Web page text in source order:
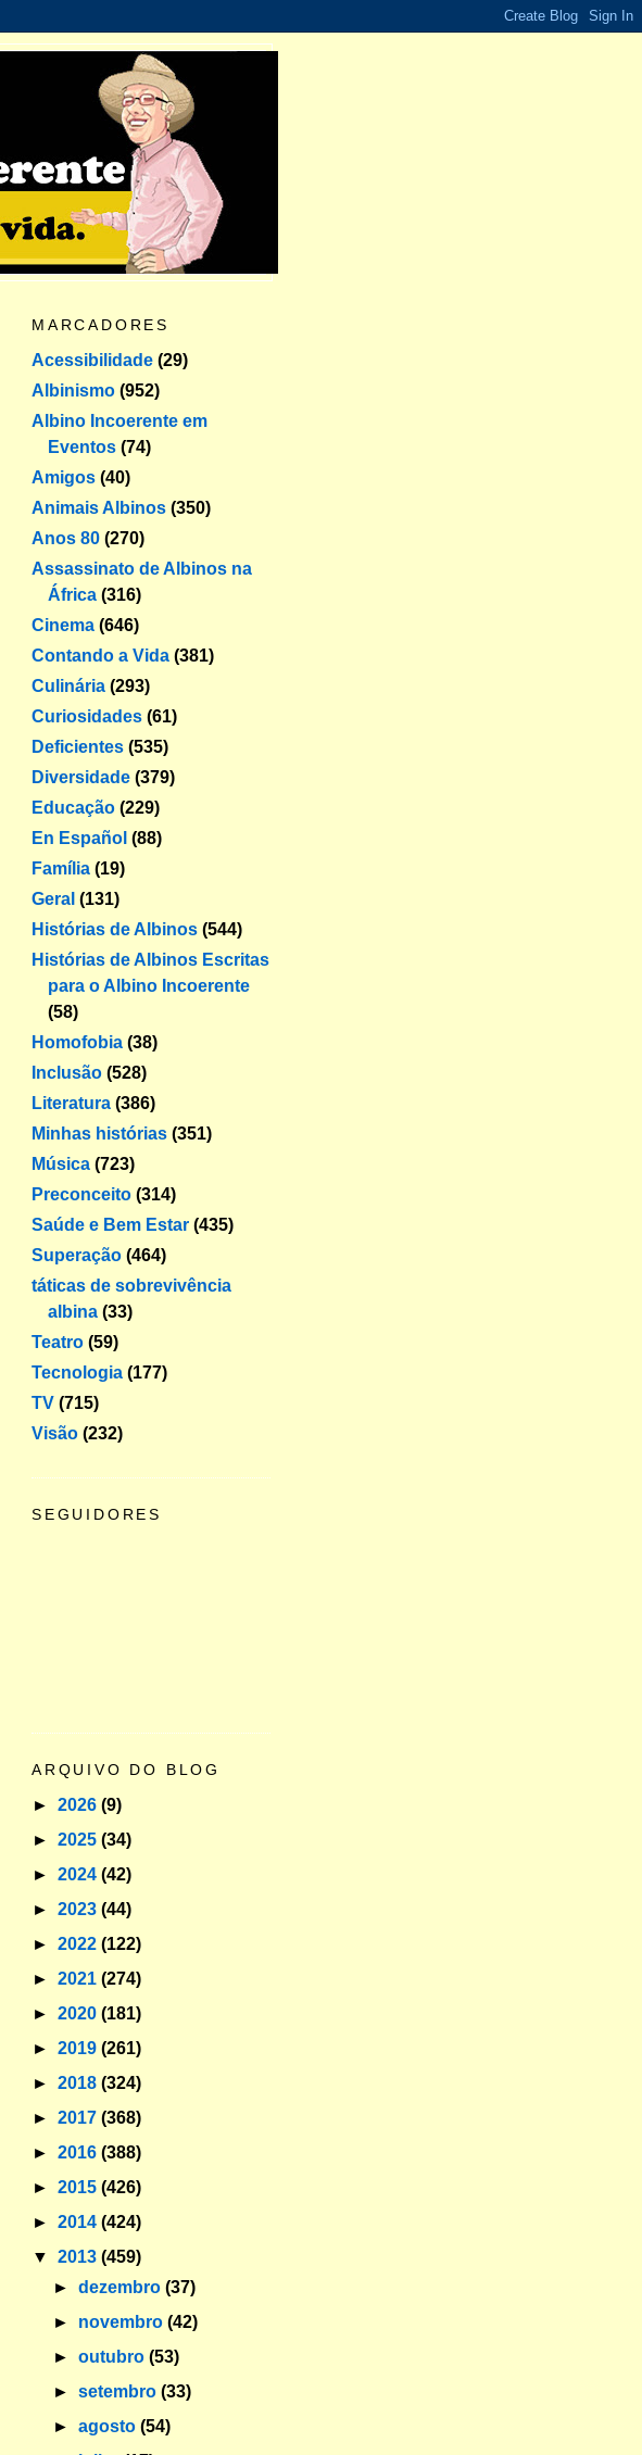
MARCADORES
Acessibilidade (29)
Albinismo (952)
Albino Incoerente em
Eventos (74)
Amigos (40)
Animais Albinos (350)
Anos 80 (270)
Assassinato de Albinos na
África (316)
Cinema (646)
Contando a Vida (381)
Culinária (293)
Curiosidades (61)
Deficientes (535)
Diversidade (379)
Educação (229)
En Español (88)
Família (19)
Geral (131)
Histórias de Albinos (544)
Histórias de Albinos Escritas
para o Albino Incoerente
(58)
Homofobia (38)
Inclusão (528)
Literatura (386)
Minhas histórias (351)
Música (723)
Preconceito (314)
Saúde e Bem Estar (435)
Superação (464)
táticas de sobrevivência
albina (33)
Teatro (59)
Tecnologia (177)
TV (715)
Visão (232)
SEGUIDORES
ARQUIVO DO BLOG
► 2026 (9)
► 2025 (34)
► 2024 (42)
► 2023 (44)
► 2022 (122)
► 2021 (274)
► 2020 (181)
► 2019 (261)
► 2018 (324)
► 2017 (368)
► 2016 (388)
► 2015 (426)
► 2014 (424)
▼ 2013 (459)
►dezembro(37)
► novembro(42)
►outubro(53)
►setembro(33)
►agosto(54)